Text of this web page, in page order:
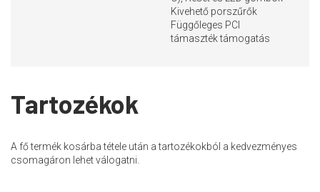
Kivehető porszűrők
Függőleges PCI
támaszték támogatás
Tartozékok
A fő termék kosárba tétele után a tartozékokból a kedvezményes
csomagáron lehet válogatni.